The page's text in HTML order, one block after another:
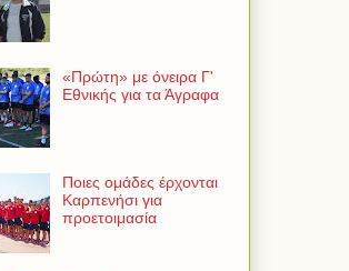
«Πρώτη» με όνειρα Γ'
Εθνικής για τα Άγραφα
Ποιες ομάδες έρχονται
Καρπενήσι για
προετοιμασία